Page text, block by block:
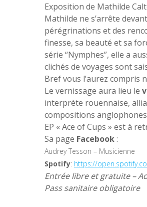
Exposition de Mathilde
Mathilde ne s’arrête
pérégrinations et des
finesse, sa beauté et sa
série “Nymphes”, elle a
clichés de voyages sont
Bref vous l’aurez compris
Le vernissage aura lieu le
interprète rouennaise,
compositions
EP « Ace of Cups » est à
Sa page Facebook:
Audrey Tesson – Musicienne
Spotify: https://
Entrée libre et gratuite –
Pass sanitaire obligatoire